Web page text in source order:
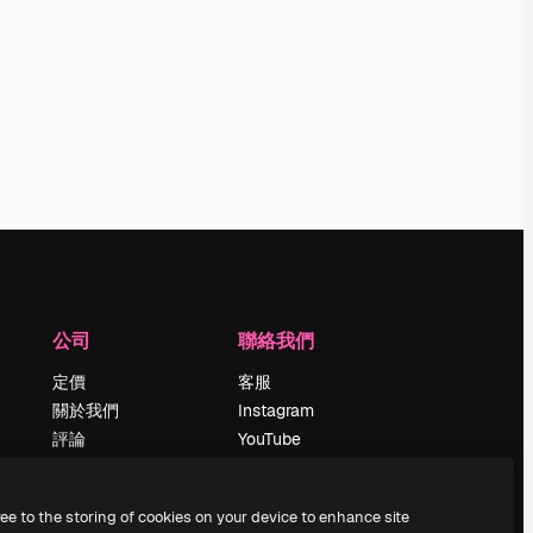
公司
定價
關於我們
評論
博客
聯絡我們
客服
Instagram
YouTube
Discord
to the storing of cookies on your device to enhance site